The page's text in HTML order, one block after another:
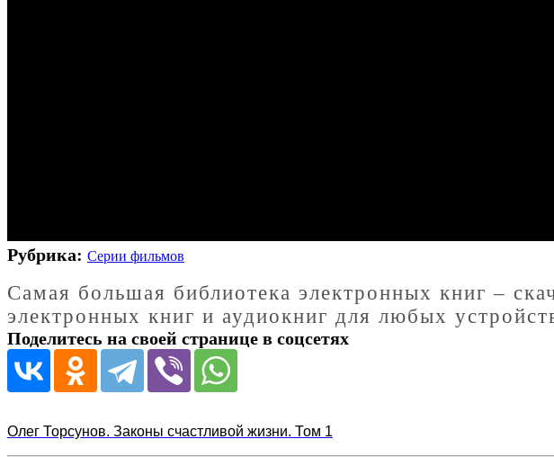
Рубрика: Серии фильмов
Cамая большая библиотека электронных книг –
электронных книг и аудиокниг для любых
Поделитесь на своей странице в соцсетях
Олег Торсунов. Законы счастливой жизни. Том 1